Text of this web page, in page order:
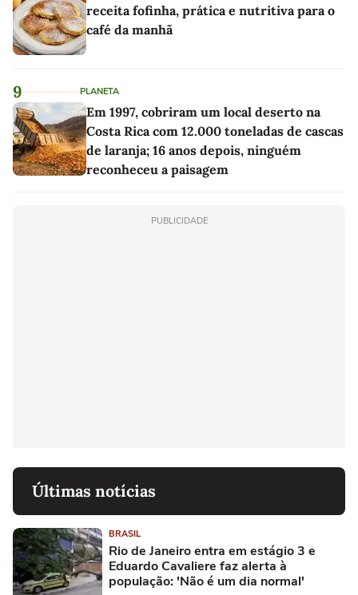
receita fofinha, prática e nutritiva para o
café da manhã
9 PLANETA
Em 1997, cobriram um local deserto na
Costa Rica com 12.000 toneladas de cascas
de laranja; 16 anos depois, ninguém
reconheceu a paisagem
PUBLICIDADE
Últimas notícias
BRASIL
Rio de Janeiro entra em estágio 3 e
Eduardo Cavaliere faz alerta à
população: 'Não é um dia normal'